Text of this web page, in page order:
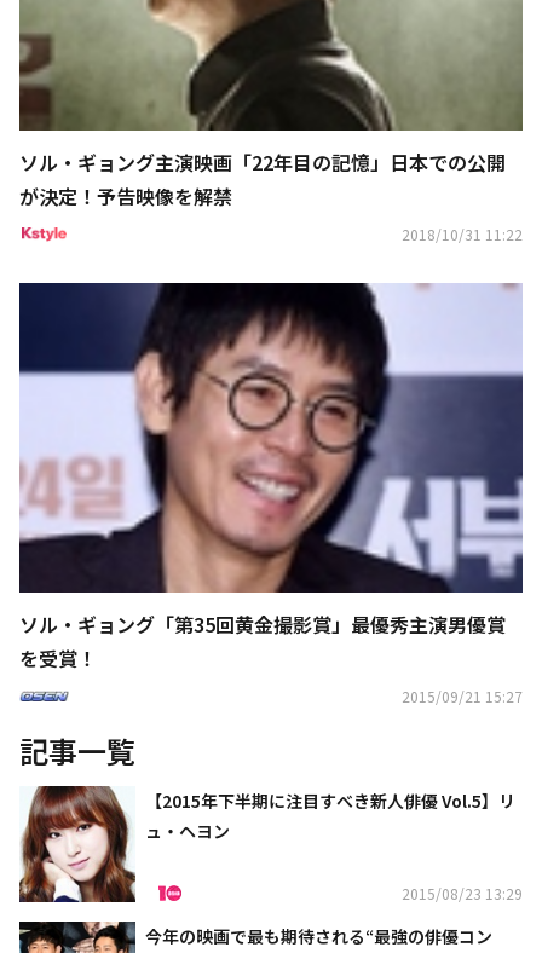
ソル・ギョング主演映画「22年目の記憶」日本での公開
が決定！予告映像を解禁
2018/10/31 11:22
ソル・ギョング「第35回黄金撮影賞」最優秀主演男優賞
を受賞！
2015/09/21 15:27
記事一覧
【2015年下半期に注目すべき新人俳優 Vol.5】リ
ュ・ヘヨン
2015/08/23 13:29
今年の映画で最も期待される“最強の俳優コン